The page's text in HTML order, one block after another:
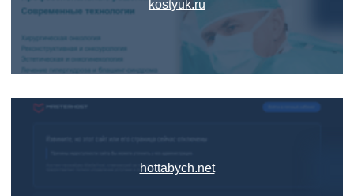
kostyuk.ru
hottabych.net